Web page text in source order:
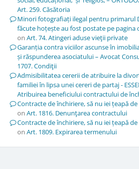
Art. 259. Căsătoria
Minori fotografiați ilegal pentru primarul
făcute hoțește au fost postate pe pagina
on Art. 74. Atingeri aduse vieţii private
Garanția contra viciilor ascunse în
și răspunderea asociatului – Avocat
1707. Condiţii
Admisibilitatea cererii de atribuire la
familiei în lipsa unei cereri de partaj -
Atribuirea beneficiului contractului de
Contracte de închiriere, să nu iei țeapă
on Art. 1816. Denunţarea contractului
Contracte de închiriere, să nu iei țeapă
on Art. 1809. Expirarea termenului